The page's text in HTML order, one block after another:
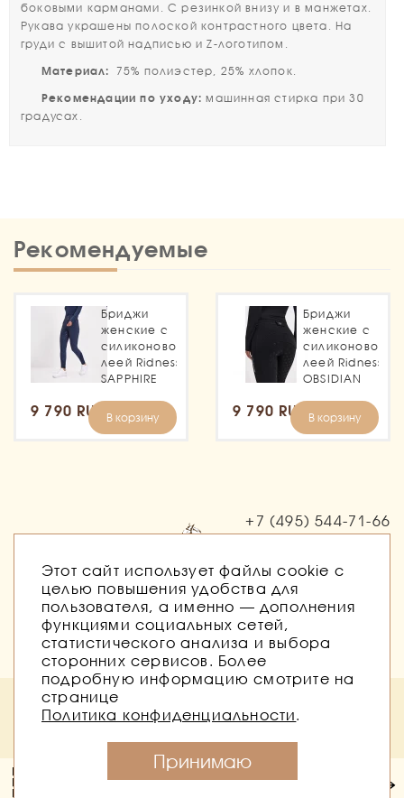
боковыми карманами. С резинкой внизу и в манжетах.
Рукава украшены полоской контрастного цвета. На
груди с вышитой надписью и Z-логотипом.
Материал: 75% полиэстер, 25% хлопок.
Рекомендации по уходу:машинная стирка при 30
градусах.
Рекомендуемые
Бриджи
женские с
силиконовой
леей Ridness
SAPPHIRE
9 790 RUB В корзину
Бриджи
женские с
силиконовой
леей Ridness
OBSIDIAN
9 790 RUB В корзину
+7 (495) 544-71-66
Политика безопасности
Согласие на обработку персональных данных
Конный магазин Баланс © 2026
Этот сайт использует файлы cookie с
целью повышения удобства для
пользователя, а именно — дополнения
функциями социальных сетей,
статистического анализа и выбора
сторонних сервисов. Более
подробную информацию смотрите на
странице
Политика конфиденциальности.
Принимаю